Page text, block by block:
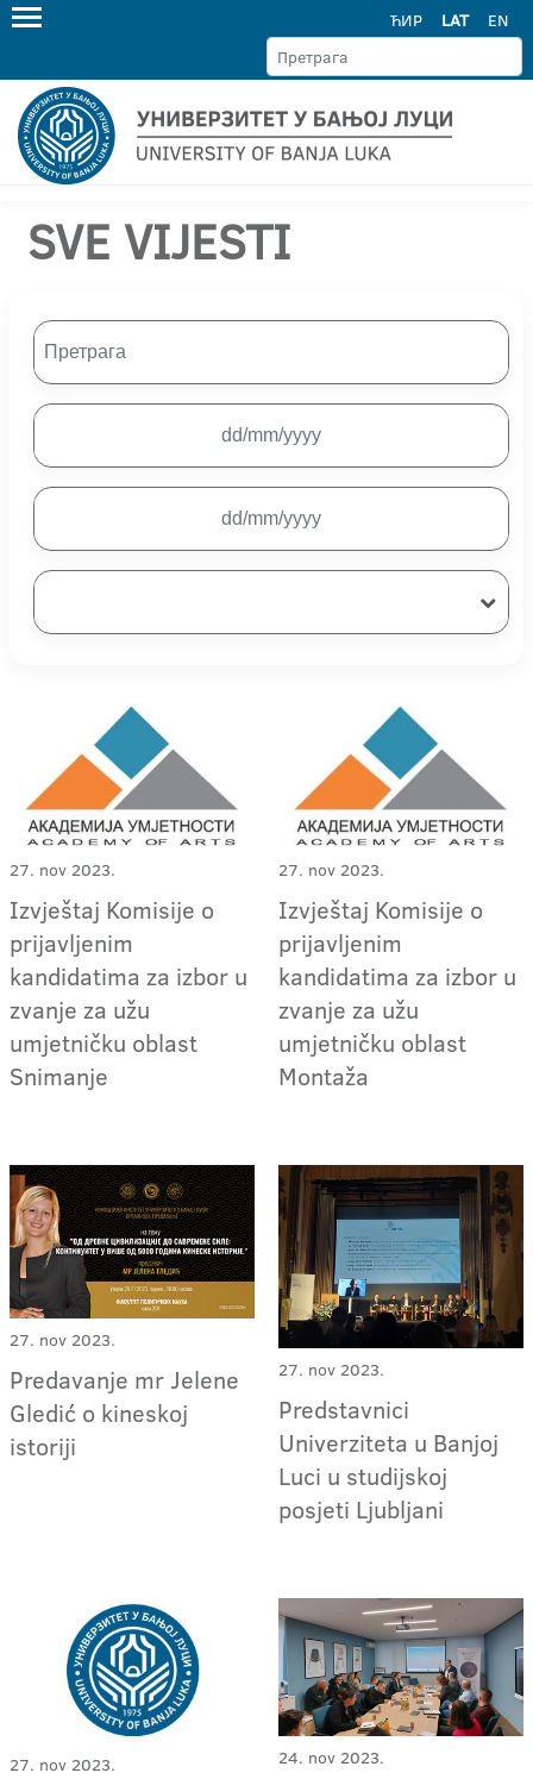
ЋИР LAT EN
SVE VIJESTI
27. nov 2023.
Izvještaj Komisije o
prijavljenim
kandidatima za izbor u
zvanje za užu
umjetničku oblast
Snimanje
27. nov 2023.
Izvještaj Komisije o
prijavljenim
kandidatima za izbor u
zvanje za užu
umjetničku oblast
Montaža
27. nov 2023.
Predavanje mr Jelene
Gledić o kineskoj
istoriji
27. nov 2023.
Predstavnici
Univerziteta u Banjoj
Luci u studijskoj
posjeti Ljubljani
27. nov 2023. 24. nov 2023.